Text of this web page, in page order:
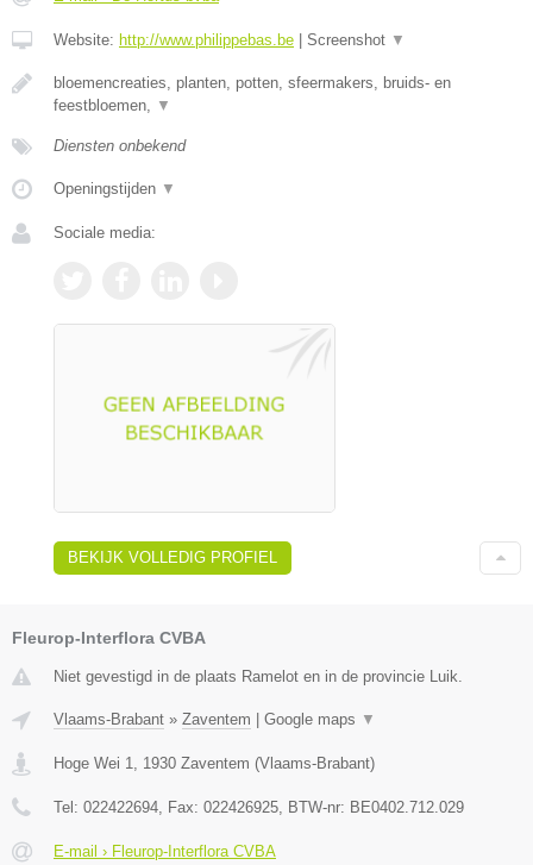
Website: http://www.philippebas.be Screenshot ▼
bloemencreaties, planten, potten, sfeermakers, bruids- en
feestbloemen, ▼
Diensten onbekend
Openingstijden ▼
Sociale media:
BEKIJK VOLLEDIG PROFIEL
Fleurop-Interflora CVBA
Niet gevestigd in de plaats Ramelot en in de provincie Luik.
Vlaams-Brabant » Zaventem Google maps ▼
Hoge Wei 1, 1930 Zaventem (Vlaams-Brabant)
Tel: 022422694, Fax: 022426925, BTW-nr: BE0402.712.029
E-mail › Fleurop-Interflora CVBA